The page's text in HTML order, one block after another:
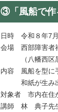
③「風船で作
日時 令和８年7
会場 西部障害者
（八幡西区黒
内容 風船を型に
和紙が生み出
対象者 市内在住
講師 林 典子先